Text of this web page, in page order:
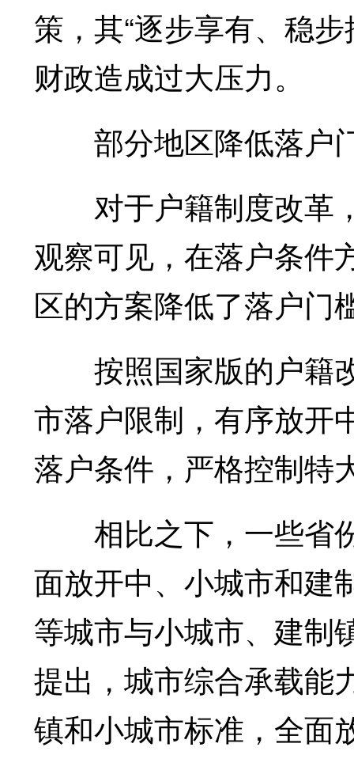
策，其“逐步享有、稳
财政造成过大压力。
部分地区降低落户
对于户籍制度改革，
观察可见，在落户条件
区的方案降低了落户门
按照国家版的户籍
市落户限制，有序放开
落户条件，严格控制特
相比之下，一些省份
面放开中、小城市和建
等城市与小城市、建制
提出，城市综合承载能
镇和小城市标准，全面